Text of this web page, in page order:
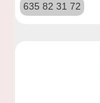
635 82 31 72